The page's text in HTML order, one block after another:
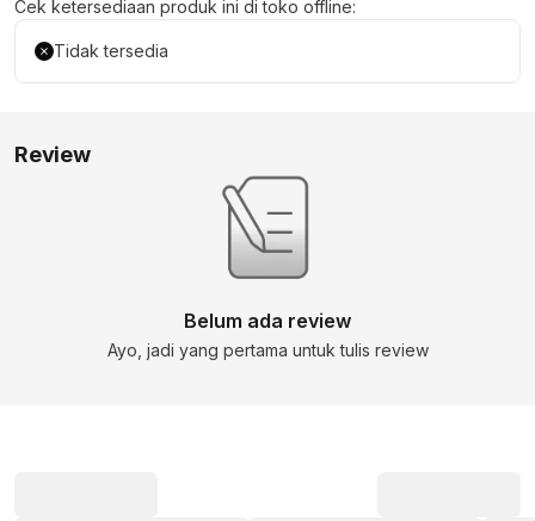
Cek ketersediaan produk ini di toko offline:
Tidak tersedia
Review
Belum ada review
Ayo, jadi yang pertama untuk tulis review